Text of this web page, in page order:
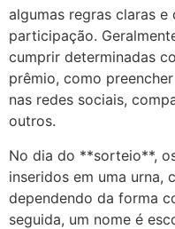
algumas regras claras
participação.
cumprir determinadas
prêmio, como
nas redes sociais,
outros.
No dia do **sorteio**,
inseridos em uma urna,
dependendo da forma
seguida, um nome é